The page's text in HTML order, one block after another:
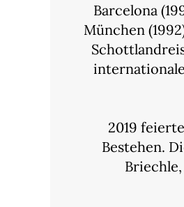
Barcelona
München
2019
Bestehen.